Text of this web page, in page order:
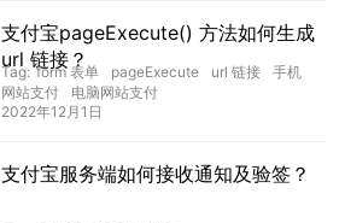
支付宝pageExecute() 方法如何生成
url 链接？
Tag: form 表单 pageExecute url 链接
手机
网站支付
电脑网站支付
2022年12月1日
支付宝服务端如何接收通知及验签？